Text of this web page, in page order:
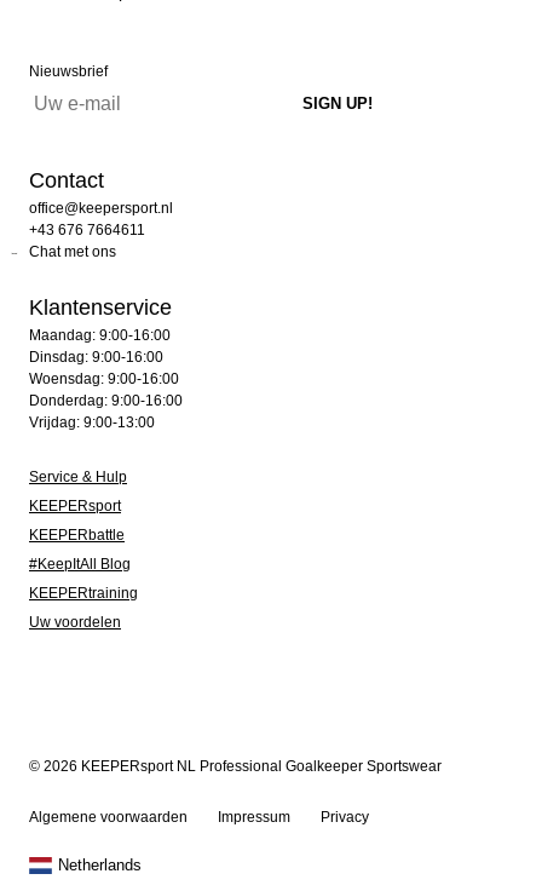
Nieuwsbrief
Contact
office@keepersport.nl
+43 676 7664611
Chat met ons
Klantenservice
Maandag: 9:00-16:00
Dinsdag: 9:00-16:00
Woensdag: 9:00-16:00
Donderdag: 9:00-16:00
Vrijdag: 9:00-13:00
Service & Hulp
KEEPERsport
KEEPERbattle
#KeepItAll Blog
KEEPERtraining
Uw voordelen
© 2026 KEEPERsport NL Professional Goalkeeper Sportswear
Algemene voorwaarden Impressum Privacy
Netherlands